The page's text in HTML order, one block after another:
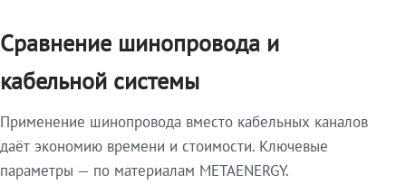
Сравнение шинопровода и
кабельной системы
Применение шинопровода вместо кабельных каналов
даёт экономию времени и стоимости. Ключевые
параметры — по материалам METAENERGY.